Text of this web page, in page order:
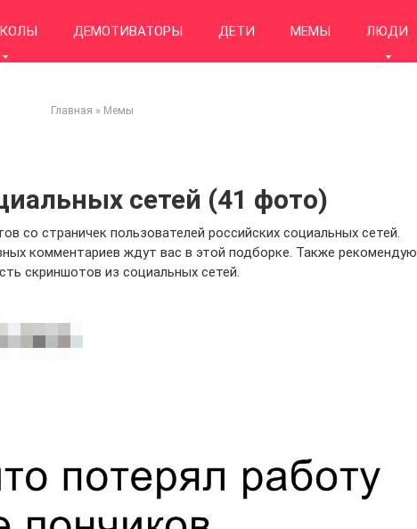
ДЕМОТИВАТОРЫ ДЕТИ МЕМЫ ЛЮДИ
Главная » Мемы
сетей (41 фото)
со страничек пользователей российских социальных сетей.
комментариев ждут вас в этой подборке. Также рекомендую
скриншотов из социальных сетей.